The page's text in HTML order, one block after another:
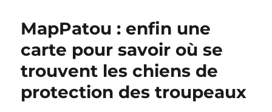
MapPatou : enfin une
carte pour savoir où se
trouvent les chiens de
protection des troupeaux